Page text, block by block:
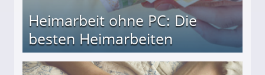
Heimarbeit ohne PC: Die
besten Heimarbeiten